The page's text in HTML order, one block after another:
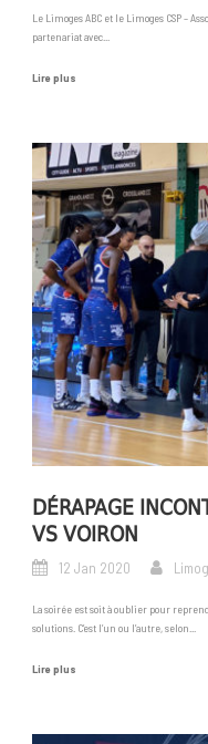
Le Limoges ABC et le Limoges CSP –
partenariat avec...
Lire plus
DÉRAPAGE
VS VOIRON
12 Jan 2020
La soirée est soit à oublier pour
solutions. C’est l’un ou l’autre, selon...
Lire plus